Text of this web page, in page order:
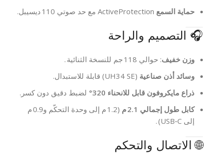
حماية السمع
🎧 التصميم والراحة
وزن خفيف: حوالي 118 جم للنسخة الثنائية .
وسائد أذن صناعية (UH34 SE) قابلة للاستبدال.
ذراع مايكروفون قابل للانحناء 320°
لضبط دقيق دون كسر.
كابل طول إجمالي 2.1 م
(1.2 م إلى وحدة التحكّم و0.9 م
إلى USB‑C) .
🌐 الاتصال والتحكم